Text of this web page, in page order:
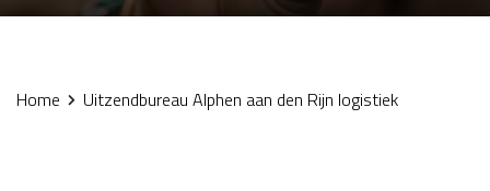
Home Uitzendbureau Alphen aan den Rijn logistiek